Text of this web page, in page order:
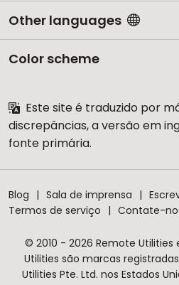
Other languages
Color scheme
Este site é traduzido por
discrepâncias, a versão em
fonte primária.
Blog Sala de imprensa
Termos de serviço
Contate-
© 2010 - 2026 Remote
Utilities são marcas
Utilities Pte. Ltd. nos Estados